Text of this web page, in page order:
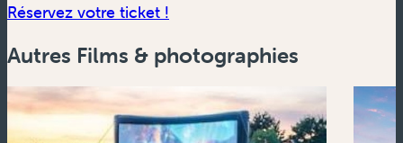
Réservez votre ticket !
Autres Films & photographies